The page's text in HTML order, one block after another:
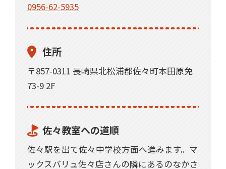
合わせください。
0956-62-5935
住所
〒857-0311 長崎県北松浦郡佐々町本田原免
73-9 2F
佐々教室への道順
佐々駅を出て佐々中学校方面へ進みます。マ
ックスバリュ佐々店さんの隣にあるのなかさ